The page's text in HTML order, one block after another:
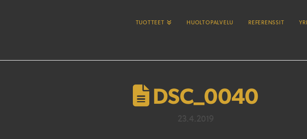
TUOTTEET HUOLTOPALVELU REFERENSSIT
DSC_0040